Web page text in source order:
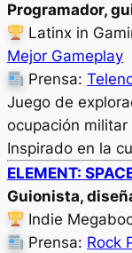
Programador,
Latinx in
Mejor Gameplay
Prensa:
Juego de
ocupación
Inspirado en la
ELEMENT:
Guionista,
Indie
Prensa: Rock